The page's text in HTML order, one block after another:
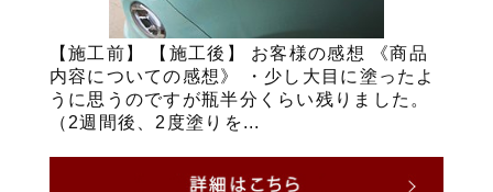
【施工前】 【施工後】 お客様の感想 《商品
内容についての感想》 ・少し大目に塗ったよ
うに思うのですが瓶半分くらい残りました。
（2週間後、2度塗りを...